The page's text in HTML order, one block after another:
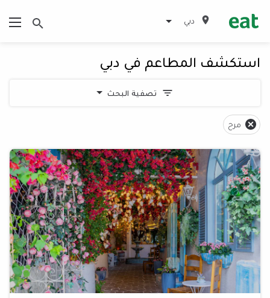
دبي
استكشف المطاعم في دبي
تصفية البحث
مرح